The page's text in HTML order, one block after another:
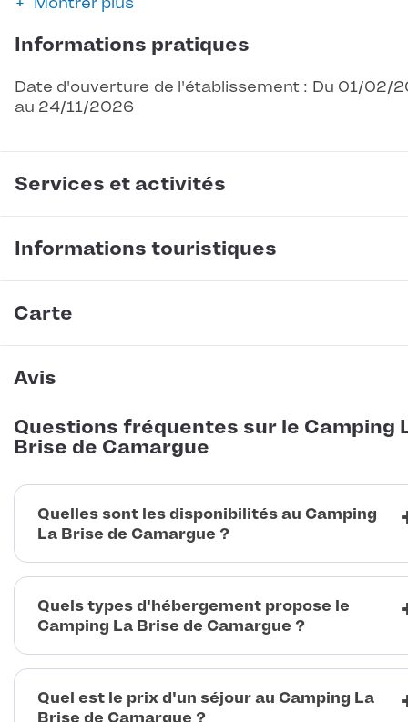
Informations pratiques
Date d'ouverture de l'établissement : Du 01/02/
au 24/11/2026
Services et activités
Informations touristiques
Carte
Avis
Questions fréquentes sur le Camping
Brise de Camargue
Quelles sont les disponibilités au Camping
La Brise de Camargue ?
Quels types d'hébergement propose le
Camping La Brise de Camargue ?
Quel est le prix d'un séjour au Camping La
Brise de Camargue ?